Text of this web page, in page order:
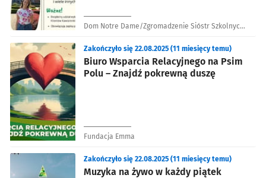
Dom Notre Dame/Zgromadzenie Sióstr Szkolnych
Biuro Wsparcia Relacyjnego na Psim
Polu – Znajdź pokrewną duszę
Zakończyło się 22.08.2025 (11 miesięcy temu)
Fundacja Emma
Muzyka na żywo w każdy piątek
Zakończyło się 22.08.2025 (11 miesięcy temu)